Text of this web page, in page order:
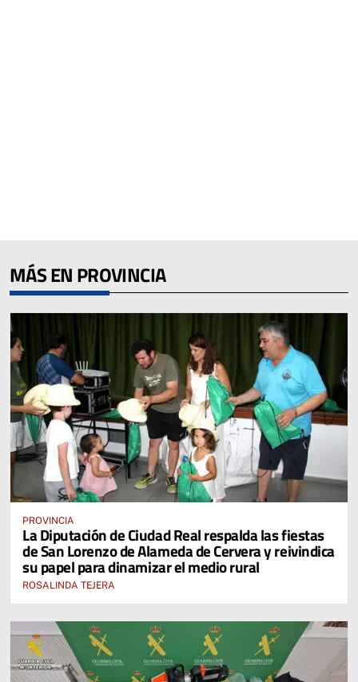
MÁS EN PROVINCIA
PROVINCIA
La Diputación de Ciudad Real respalda las fiestas
de San Lorenzo de Alameda de Cervera y reivindica
su papel para dinamizar el medio rural
ROSALINDA TEJERA